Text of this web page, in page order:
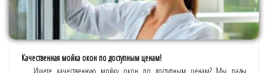
Качественная мойка окон по доступным ценам!